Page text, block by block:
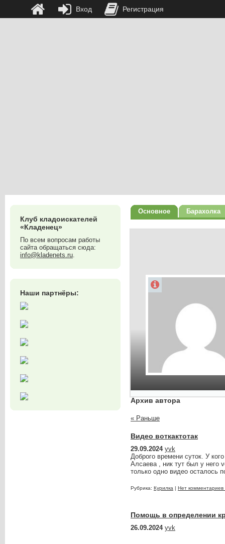
Клуб кладоискателей
«Кладенец»
По всем вопросам работы
сайта обращаться сюда:
info@kladenets.ru.
Наши партнёры:
Основное Барахолка
Архив автора
« Раньше
Видео воткактотак
29.09.2024 yvk
Доброго времени суток. У
Алсаева , ник тут был у него
только одно видео осталось
Рубрика: Курилка | Нет комментариев
Помощь в определении
26.09.2024 yvk
Вход Регистрация